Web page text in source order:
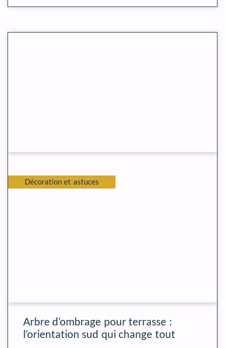
Décoration et astuces
Arbre d’ombrage pour terrasse :
l’orientation sud qui change tout